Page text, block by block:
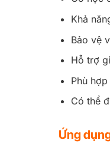
Khả
Bảo vệ
Hỗ trợ
Phù
Có thể
Ứng